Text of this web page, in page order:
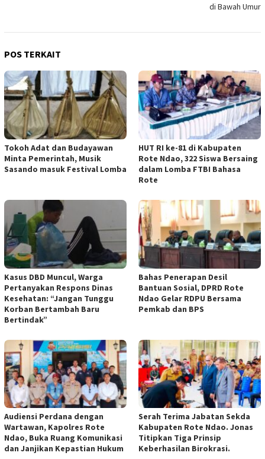
di Bawah Umur
POS TERKAIT
Tokoh Adat dan Budayawan
Minta Pemerintah, Musik
Sasando masuk Festival Lomba
HUT RI ke-81 di Kabupaten
Rote Ndao, 322 Siswa Bersaing
dalam Lomba FTBI Bahasa
Rote
Kasus DBD Muncul, Warga
Pertanyakan Respons Dinas
Kesehatan: “Jangan Tunggu
Korban Bertambah Baru
Bertindak”
Bahas Penerapan Desil
Bantuan Sosial, DPRD Rote
Ndao Gelar RDPU Bersama
Pemkab dan BPS
Audiensi Perdana dengan
Wartawan, Kapolres Rote
Ndao, Buka Ruang Komunikasi
dan Janjikan Kepastian Hukum
Serah Terima Jabatan Sekda
Kabupaten Rote Ndao. Jonas
Titipkan Tiga Prinsip
Keberhasilan Birokrasi.